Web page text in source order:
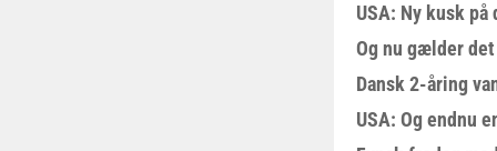
USA: Ny kusk på
Og nu gælder
Dansk 2-åring
USA: Og endnu